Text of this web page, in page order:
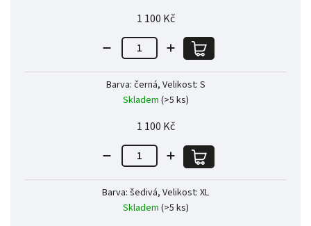
1 100 Kč
Barva: černá, Velikost: S
Skladem (>5 ks)
1 100 Kč
Barva: šedivá, Velikost: XL
Skladem (>5 ks)